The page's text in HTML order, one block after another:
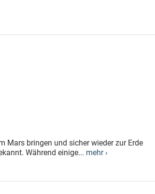
Mars bringen und sicher wieder zur Erde
Während einige... mehr ›